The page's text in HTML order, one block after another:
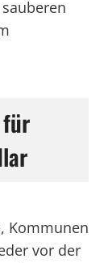
Kommunen
vor der